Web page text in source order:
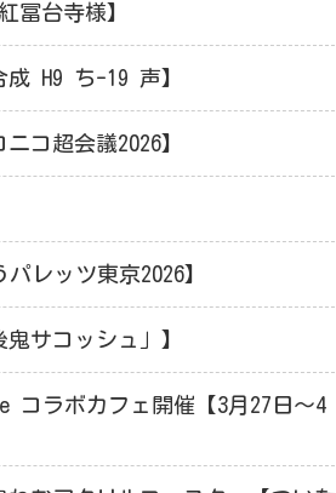
冨台寺様】
成 H9 ち-19 声】
コ超会議2026】
レッツ東京2026】
サコッシュ」】
コラボカフェ開催【3月27日～4